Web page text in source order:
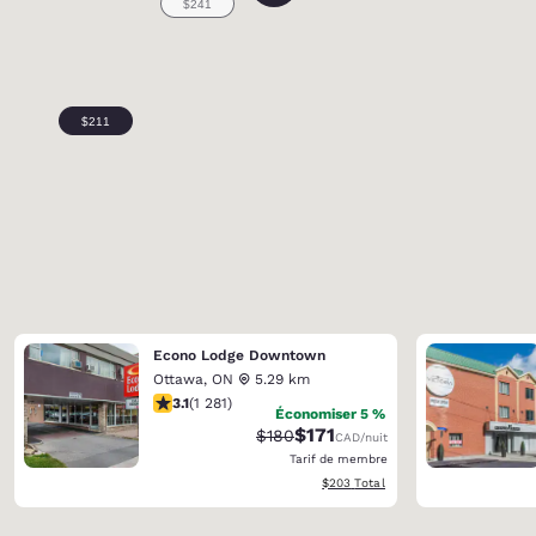
Econo Lodge Downtown
Ottawa, ON
5.29 km
3.12 étoiles. Bien. 1281 commentaires
3.1(1 281)
Économiser 5 %
Tarif barré :
$180Tarif réduit :
$171CAD/nuit
Tarif de membre
Afficher les détails totaux estimés
$203 Total